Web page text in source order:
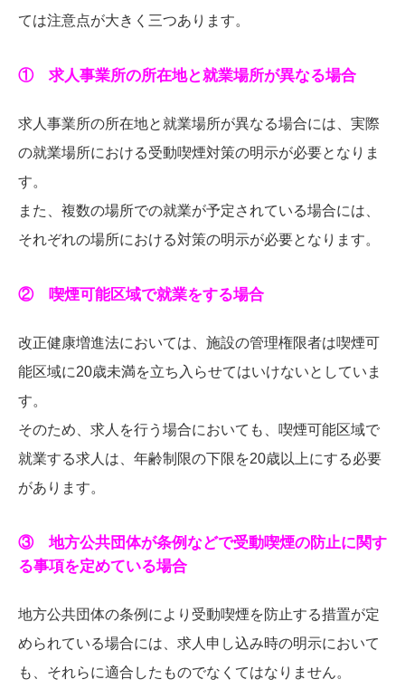
ては注意点が大きく三つあります。
① 求人事業所の所在地と就業場所が異なる場合
求人事業所の所在地と就業場所が異なる場合には、実際
の就業場所における受動喫煙対策の明示が必要となりま
す。
また、複数の場所での就業が予定されている場合には、
それぞれの場所における対策の明示が必要となります。
② 喫煙可能区域で就業をする場合
改正健康増進法においては、施設の管理権限者は喫煙可
能区域に20歳未満を立ち入らせてはいけないとしていま
す。
そのため、求人を行う場合においても、喫煙可能区域で
就業する求人は、年齢制限の下限を20歳以上にする必要
があります。
③ 地方公共団体が条例などで受動喫煙の防止に関す
る事項を定めている場合
地方公共団体の条例により受動喫煙を防止する措置が定
められている場合には、求人申し込み時の明示において
も、それらに適合したものでなくてはなりません。